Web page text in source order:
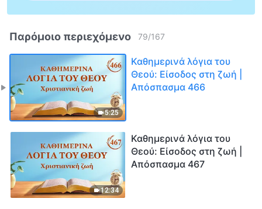
Παρόμοιο περιεχόμενο 79/167
5:25
Καθημερινά λόγια του
Θεού: Είσοδος στη ζωή |
Απόσπασμα 466
12:34
Καθημερινά λόγια του
Θεού: Είσοδος στη ζωή |
Απόσπασμα 467